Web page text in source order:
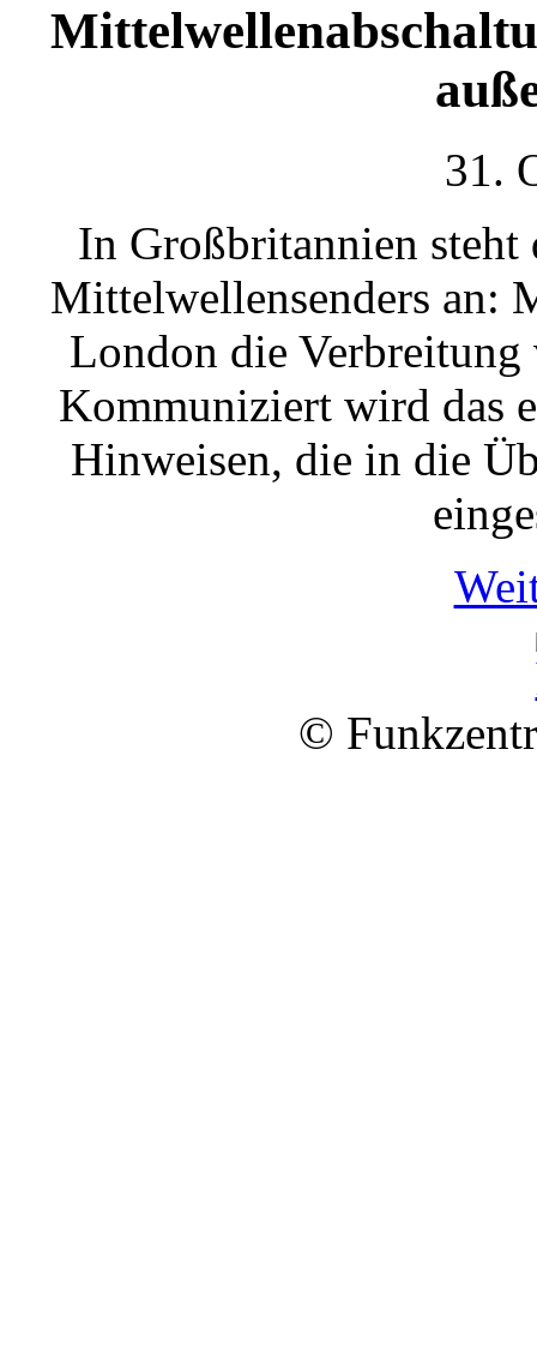
31.
In Großbritannien steht
Mittelwellensenders an:
London die
Kommuniziert wird das
Hinweisen, die in die
©